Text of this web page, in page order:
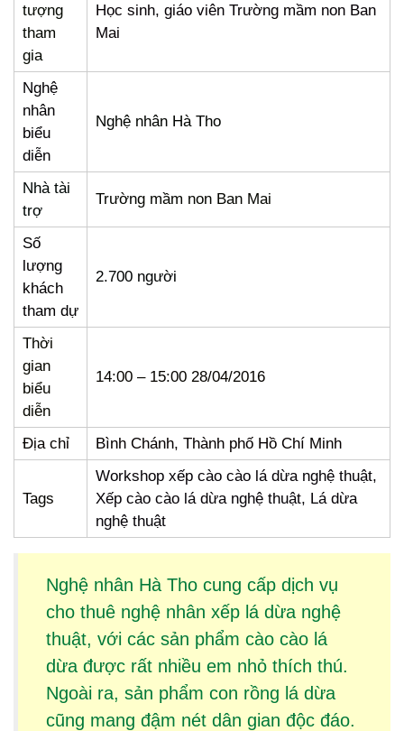
tượng
tham
gia
Học sinh, giáo viên Trường mầm non Ban
Mai
Nghệ
nhân
biểu
diễn
Nghệ nhân Hà Tho
Nhà tài
trợ
Trường mầm non Ban Mai
Số
lượng
khách
tham dự
2.700 người
Thời
gian
biểu
diễn
14:00 – 15:00 28/04/2016
Địa chỉ Bình Chánh, Thành phố Hồ Chí Minh
Tags
Workshop xếp cào cào lá dừa nghệ thuật,
Xếp cào cào lá dừa nghệ thuật, Lá dừa
nghệ thuật
Nghệ nhân Hà Tho cung cấp dịch vụ
cho thuê nghệ nhân xếp lá dừanghệ
thuật, với các sản phẩm cào cào lá
dừađược rất nhiều em nhỏ thích thú.
Ngoài ra, sản phẩm con rồng lá dừa
cũng mang đậm nét dân gian độc đáo.